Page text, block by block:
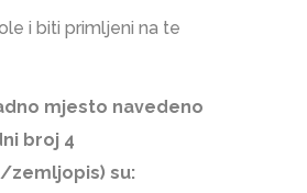
i biti primljeni na te
mjesto navedeno
broj 4
zemljopis) su: